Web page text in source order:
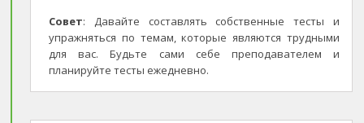
Совет: Давайте составлять собственные тесты и
упражняться по темам, которые являются трудными
для вас. Будьте сами себе преподавателем и
планируйте тесты ежедневно.